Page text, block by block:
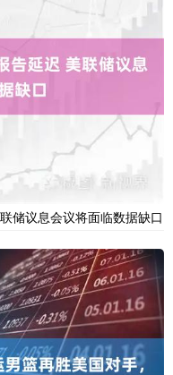
储议息会议将面临数据缺口